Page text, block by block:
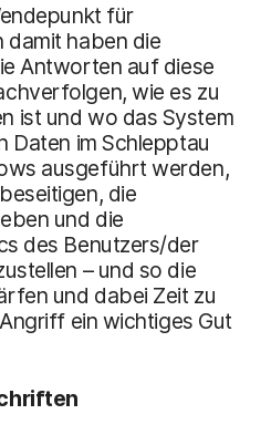
für
damit haben die
Antworten auf diese
wie es zu
ist und wo das System
Daten im Schlepptau
ausgeführt werden,
die
und die
des Benutzers/der
– und so die
und dabei Zeit zu
ein wichtiges Gut